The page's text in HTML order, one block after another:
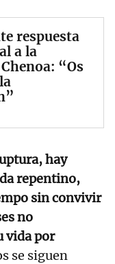
respuesta
a la
“Os
hay
repentino,
sin convivir
no
vida por
se siguen